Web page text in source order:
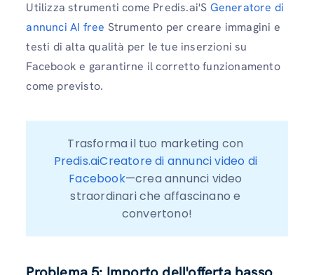
Utilizza strumenti come Predis.ai'S Generatore di
annunci AI free Strumento per creare immagini e
testi di alta qualità per le tue inserzioni su
Facebook e garantirne il corretto funzionamento
come previsto.
Predis.aiCreatore di annunci video di
Facebook—crea annunci video
straordinari che affascinano e
convertono!